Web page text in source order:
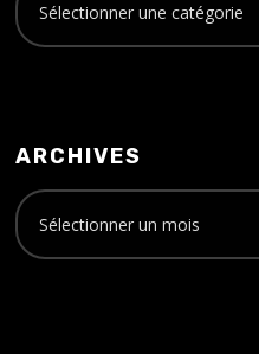
ARCHIVES